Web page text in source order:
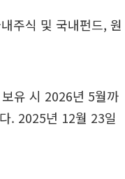
주식 및 국내펀드, 원
유 시 2026년 5월까
. 2025년 12월 23일